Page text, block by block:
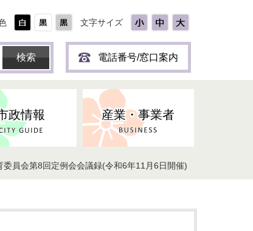
文字サイズ
電話番号/窓口案内
環境・ペット・蜂等
道路・交通・公園・都市計画
保育所(園)・幼稚園・認定こども
障害者福祉
戦傷・戦没者
斎場・墓園
政情報
出前トーク
選挙
産業・事業者
防災協力事業所登録制度
商工業
委員会第8回定例会会議録(令和6年11月6日開催)